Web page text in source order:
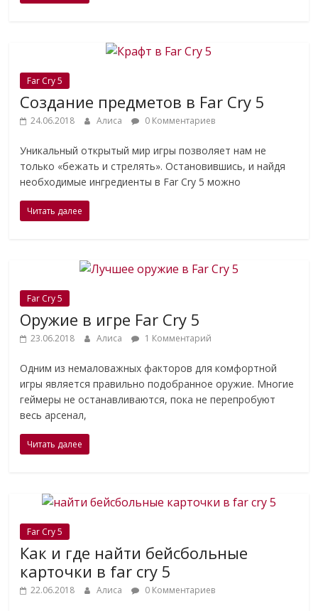
Far Cry 5
Создание предметов в Far Cry 5
24.06.2018 Алиса 0 Комментариев
Уникальный открытый мир игры позволяет нам не
только «бежать и стрелять». Остановившись, и найдя
необходимые ингредиенты в Far Cry 5 можно
Читать далее
Far Cry 5
Оружие в игре Far Cry 5
23.06.2018 Алиса 1 Комментарий
Одним из немаловажных факторов для комфортной
игры является правильно подобранное оружие. Многие
геймеры не останавливаются, пока не перепробуют
весь арсенал,
Читать далее
Far Cry 5
Как и где найти бейсбольные
карточки в far cry 5
22.06.2018 Алиса 0 Комментариев